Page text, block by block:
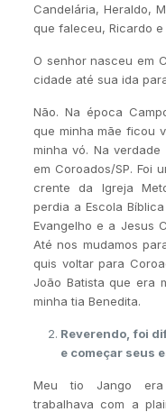
Candelária, Heraldo,
que faleceu, Ricardo e
O senhor nasceu em
cidade até sua ida
Não. Na época
que minha mãe ficou
minha vó. Na
em Coroados/SP. Foi
crente da Igreja
perdia a Escola
Evangelho e a Jesus
Até nos mudamos
quis voltar para
João Batista que era
minha tia Benedita.
Reverendo, foi
e começar seus
Meu tio Jango era
trabalhava com a